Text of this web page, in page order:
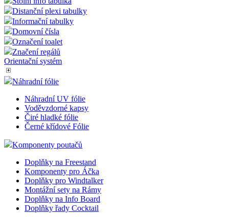
Distanční plexi tabulky
Informační tabulky
Domovní čísla
Označení toalet
Značení regálů
Orientační systém
Náhradní fólie
Náhradní UV fólie
Voděvzdorné kapsy
Čiré hladké fólie
Černé křídové Fólie
Komponenty poutačů
Doplňky na Freestand
Komponenty pro Áčka
Doplňky pro Windtalker
Montážní sety na Rámy
Doplňky na Info Board
Doplňky řady Cocktail